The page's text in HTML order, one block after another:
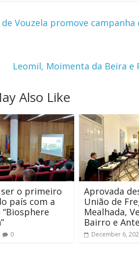
Vouzela promove
Leomil, Moimenta da Beira e
Also Like
ser o primeiro
país com a
0
Aprovada
União de
Mealhada,
Bairro e
December 6,